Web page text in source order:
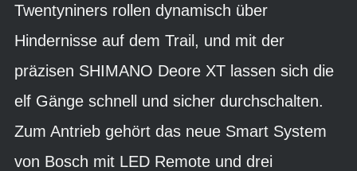
Twentyniners rollen dynamisch über
Hindernisse auf dem Trail, und mit der
präzisen SHIMANO Deore XT lassen sich die
elf Gänge schnell und sicher durchschalten.
Zum Antrieb gehört das neue Smart System
von Bosch mit LED Remote und drei